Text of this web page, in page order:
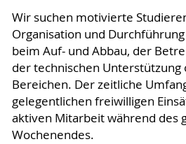
Wir suchen motivierte
Organisation und
beim Auf- und Abbau, der
der technischen Unterstützung
Bereichen. Der zeitliche
gelegentlichen freiwilligen
aktiven Mitarbeit während des
Wochenendes.